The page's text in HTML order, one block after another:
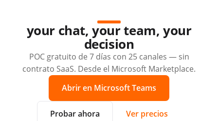
your chat, your team, your
decision
POC gratuito de 7 días con 25 canales — sin
contrato SaaS. Desde el Microsoft Marketplace.
Abrir en Microsoft Teams
Probar ahora Ver precios